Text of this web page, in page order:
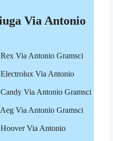
Via Antonio
Via Antonio Gramsci
Via Antonio
Via Antonio Gramsci
Via Antonio Gramsci
Hoover Via Antonio